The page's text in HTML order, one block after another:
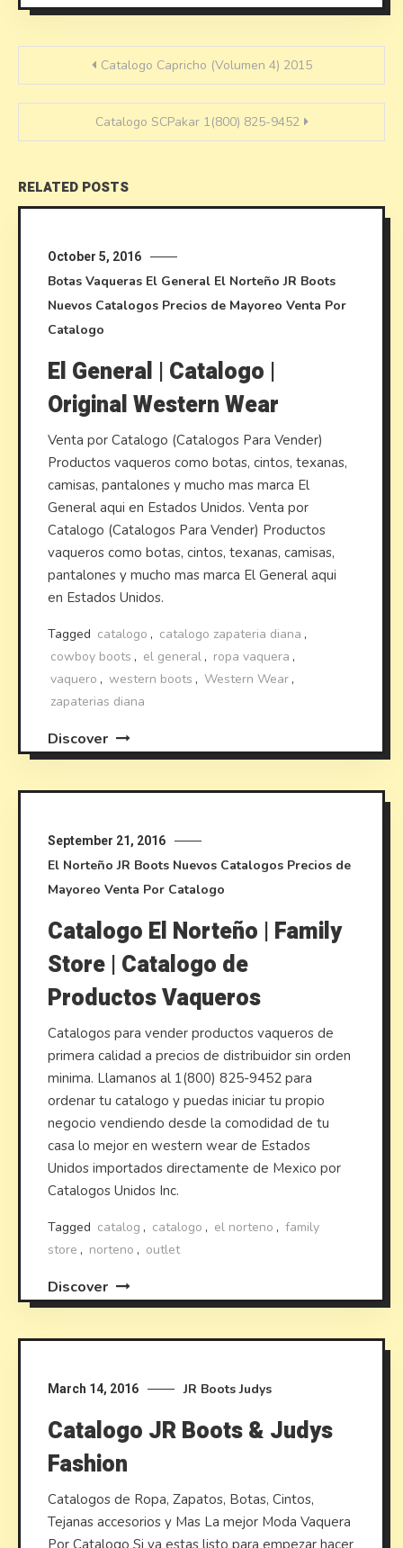
navigation
Catalogo Capricho (Volumen 4) 2015
Catalogo SCPakar 1(800) 825-9452
RELATED POSTS
October 5, 2016
Botas Vaqueras El General El Norteño JR Boots
Nuevos Catalogos Precios de Mayoreo Venta Por
Catalogo
El General | Catalogo |
Original Western Wear
Venta por Catalogo (Catalogos Para Vender)
Productos vaqueros como botas, cintos, texanas,
camisas, pantalones y mucho mas marca El
General aqui en Estados Unidos. Venta por
Catalogo (Catalogos Para Vender) Productos
vaqueros como botas, cintos, texanas, camisas,
pantalones y mucho mas marca El General aqui
en Estados Unidos.
Tagged catalogo , catalogo zapateria diana ,
cowboy boots , el general , ropa vaquera ,
vaquero , western boots , Western Wear ,
zapaterias diana
Discover
September 21, 2016
El Norteño JR Boots Nuevos Catalogos Precios de
Mayoreo Venta Por Catalogo
Catalogo El Norteño | Family
Store | Catalogo de
Productos Vaqueros
Catalogos para vender productos vaqueros de
primera calidad a precios de distribuidor sin orden
minima. Llamanos al 1(800) 825-9452 para
ordenar tu catalogo y puedas iniciar tu propio
negocio vendiendo desde la comodidad de tu
casa lo mejor en western wear de Estados
Unidos importados directamente de Mexico por
Catalogos Unidos Inc.
Tagged catalog , catalogo , el norteno , family
store , norteno , outlet
Discover
March 14, 2016 JR Boots Judys
Catalogo JR Boots & Judys
Fashion
Catalogos de Ropa, Zapatos, Botas, Cintos,
Tejanas accesorios y Mas La mejor Moda Vaquera